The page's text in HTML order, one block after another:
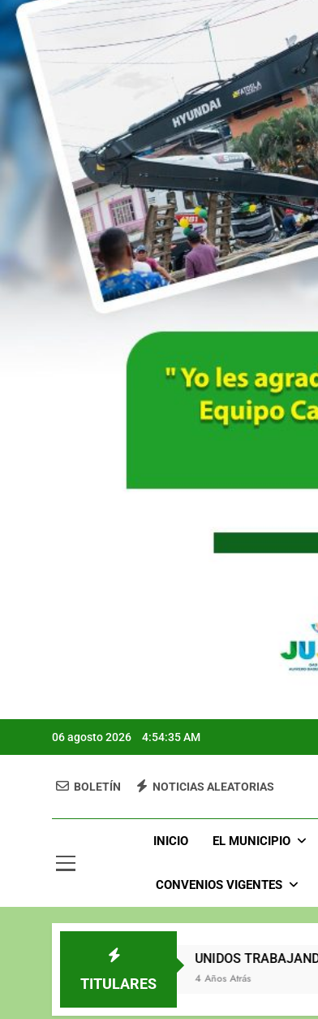
06 agosto 2026 4:54:36 AM
BOLETÍN NOTICIAS ALEATORIAS
INICIO EL MUNICIPIO
CONVENIOS VIGENTES
TITULARES
3 Años Atrás
UNIDOS
4 Años Atrás